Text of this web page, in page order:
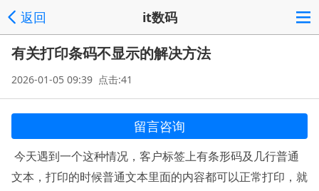
返回 it数码
有关打印条码不显示的解决方法
2026-01-05 09:39 点击:41
留言咨询
今天遇到一个这种情况，客户标签上有条形码及几行普通
文本，打印的时候普通文本里面的内容都可以正常打印，就